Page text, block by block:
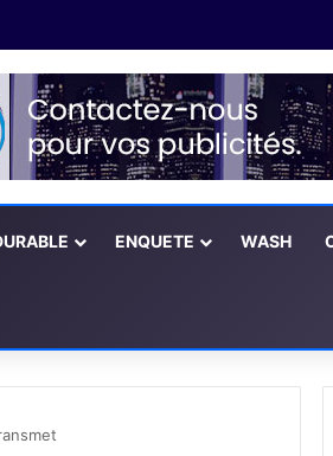
ENQUETE WASH